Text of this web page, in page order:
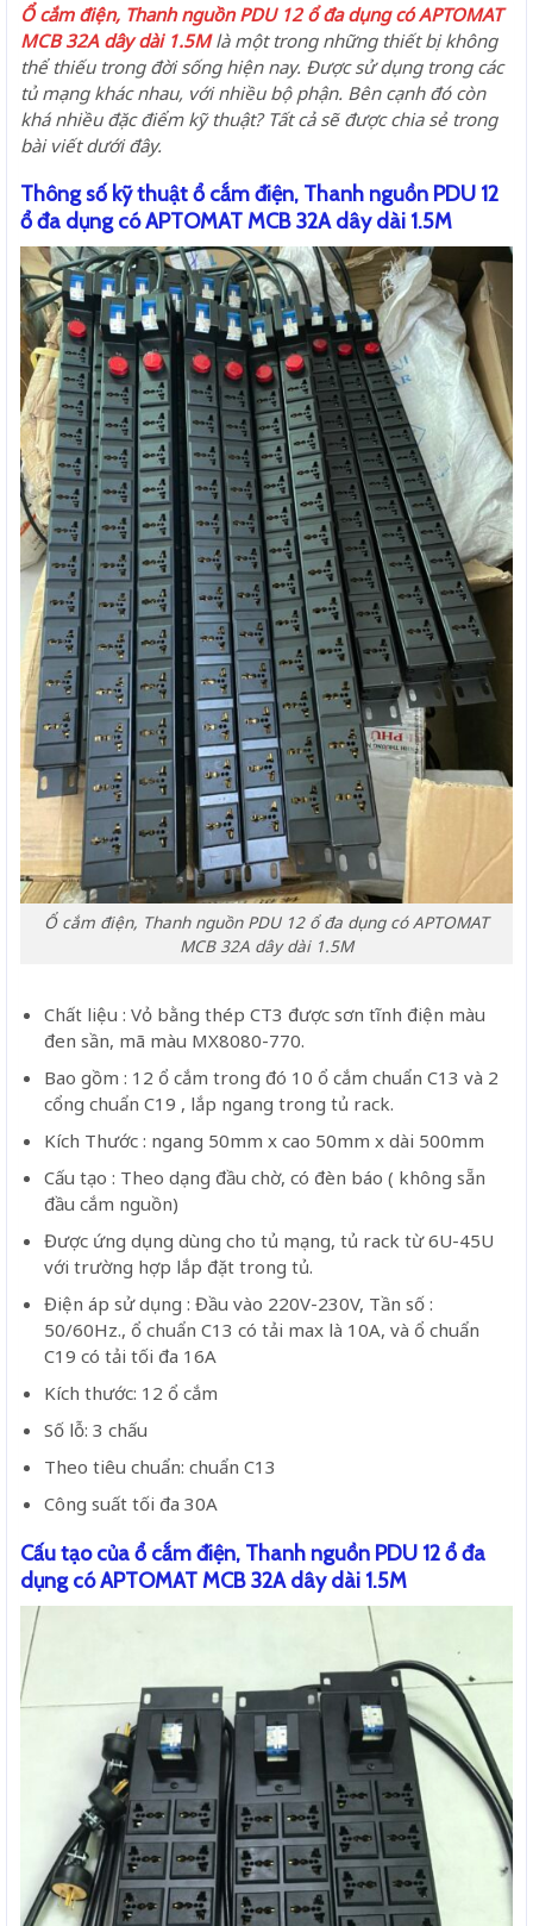
Ổ cắm điện, Thanh nguồn PDU 12 ổ đa dụng có APTOMAT
MCB 32A dây dài 1.5Mlà một trong những thiết bị không
thể thiếu trong đời sống hiện nay. Được sử dụng trong các
tủ mạng khác nhau, với nhiều bộ phận. Bên cạnh đó còn
khá nhiều đặc điểm kỹ thuật? Tất cả sẽ được chia sẻ trong
bài viết dưới đây.
Thông số kỹ thuật ổ cắm điện, Thanh nguồn PDU 12
ổ đa dụng có APTOMAT MCB 32A dây dài 1.5M
Ổ cắm điện, Thanh nguồn PDU 12 ổ đa dụng có APTOMAT
MCB 32A dây dài 1.5M
Chất liệu : Vỏ bằng thép CT3 được sơn tĩnh điện màu
đen sần, mã màu MX8080-770.
Bao gồm : 12 ổ cắm trong đó 10 ổ cắm chuẩn C13 và 2
cổng chuẩn C19 , lắp ngang trong tủ rack.
Kích Thước : ngang 50mm x cao 50mm x dài 500mm
Cấu tạo : Theo dạng đầu chờ, có đèn báo ( không sẵn
đầu cắm nguồn)
Được ứng dụng dùng cho tủ mạng, tủ rack từ 6U-45U
với trường hợp lắp đặt trong tủ.
Điện áp sử dụng : Đầu vào 220V-230V, Tần số :
50/60Hz., ổ chuẩn C13 có tải max là 10A, và ổ chuẩn
C19 có tải tối đa 16A
Kích thước: 12 ổ cắm
Số lỗ: 3 chấu
Theo tiêu chuẩn: chuẩn C13
Công suất tối đa 30A
Cấu tạo của ổ cắm điện, Thanh nguồn PDU 12 ổ đa
dụng có APTOMAT MCB 32A dây dài 1.5M